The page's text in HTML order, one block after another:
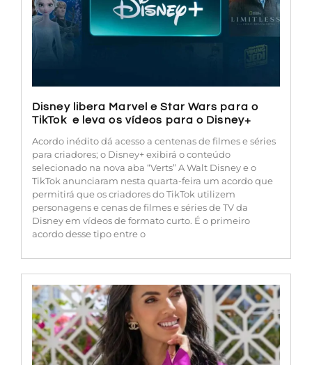
Disney libera Marvel e Star Wars para o
TikTok e leva os vídeos para o Disney+
Acordo inédito dá acesso a centenas de filmes e séries
para criadores; o Disney+ exibirá o conteúdo
selecionado na nova aba “Verts” A Walt Disney e o
TikTok anunciaram nesta quarta-feira um acordo que
permitirá que os criadores do TikTok utilizem
personagens e cenas de filmes e séries de TV da
Disney em vídeos de formato curto. É o primeiro
acordo desse tipo entre o